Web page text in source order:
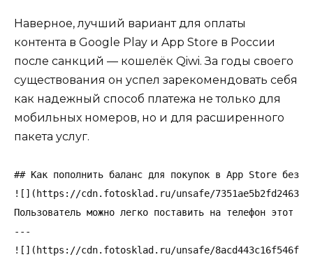
Наверное, лучший вариант для оплаты
контента в Google Play и App Store в России
после санкций — кошелёк Qiwi. За годы своего
существования он успел зарекомендовать себя
как надежный способ платежа не только для
мобильных номеров, но и для расширенного
пакета услуг.
## Как пополнить баланс для покупок в App Store без
![](https://cdn.fotosklad.ru/unsafe/
Пользователь можно легко поставить на телефон этот
---
![](https://cdn.fotosklad.ru/unsafe/